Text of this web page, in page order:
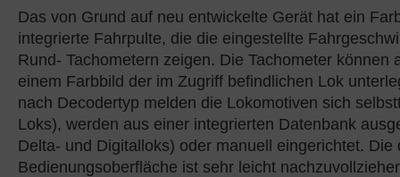
Das von Grund auf neu entwickelte Gerät hat ein
integrierte Fahrpulte, die die eingestellte
Rund- Tachometern zeigen. Die Tachometer können
einem Farbbild der im Zugriff befindlichen Lok
nach Decodertyp melden die Lokomotiven sich
Loks), werden aus einer integrierten Datenbank
Delta- und Digitalloks) oder manuell eingerichtet. Die
Bedienungsoberfläche ist sehr leicht